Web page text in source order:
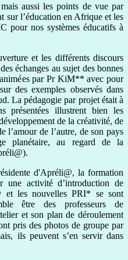
aussi les points de vue par
sur l’éducation en Afrique et les
pour nos systèmes éducatifs à
et les différents discours
échanges au sujet des bonnes
par Pr KiM** avec pour
des exemples observés dans
La pédagogie par projet était à
présentées illustrent bien les
de la créativité, de
l’amour de l’autre, de son pays
planétaire, au regard de la
d'Apréli@, la formation
une activité d’introduction de
et les nouvelles PRI* se sont
être des professeurs de
et son plan de déroulement
pris des photos de groupe par
ils peuvent s’en servir dans